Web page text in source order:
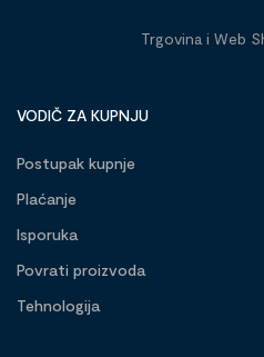
Trgovina i Web
VODIČ ZA KUPNJU
Postupak kupnje
Plaćanje
Isporuka
Povrati proizvoda
Tehnologija